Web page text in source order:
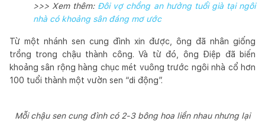
>>> Xem thêm: Đôi vợ chồng an hưởng tuổi già tại ngôi
nhà có khoảng sân đáng mơ ước
Từ một nhánh sen cung đình xin được, ông đã nhân giống
trồng trong chậu thành công. Và từ đó, ông Điệp đã biến
khoảng sân rộng hàng chục mét vuông trước ngôi nhà cổ hơn
100 tuổi thành một vườn sen “di động”.
Mỗi chậu sen cung đình có 2-3 bông hoa liền nhau nhưng lại